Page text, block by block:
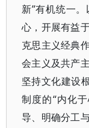
新”有机统一
心，开展有益
克思主义经典
会主义及共产
坚持文化建设
制度的“内化
导、明确分工